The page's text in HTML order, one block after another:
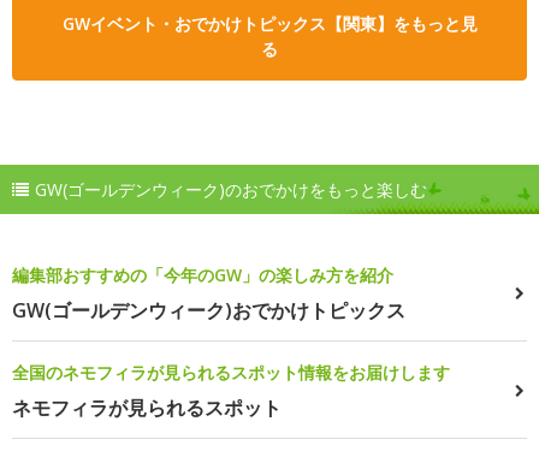
GWイベント・おでかけトピックス【関東】をもっと見
る
GW(ゴールデンウィーク)のおでかけをもっと楽しむ
編集部おすすめの「今年のGW」の楽しみ方を紹介
GW(ゴールデンウィーク)おでかけトピックス
全国のネモフィラが見られるスポット情報をお届けします
ネモフィラが見られるスポット